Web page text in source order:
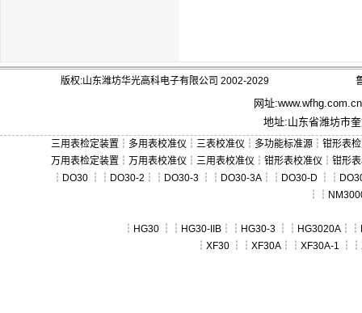
版权:山东潍坊华光高科电子有限公司 2002-2029
网址:www.wfhg.com.cn
地址:山东省潍坊市
三用表检定装置 ┆ 多用表校准仪 ┆ 三表校准仪 ┆ 多功能标准源 ┆ 钳形表
万用表检定装置 ┆ 万用表校准仪 ┆ 三用表校准仪 ┆ 钳形表校准仪 ┆ 钳形
┆ DO30 ┆┆ DO30-2 ┆┆ DO30-3 ┆┆ DO30-3A ┆┆ DO30-D ┆┆
┆┆
┆ HG30 ┆┆ HG30-IIB ┆┆ HG30-3 ┆┆ HG3020A ┆┆
┆ XF30 ┆┆ XF30A ┆┆ XF30A-1 ┆┆